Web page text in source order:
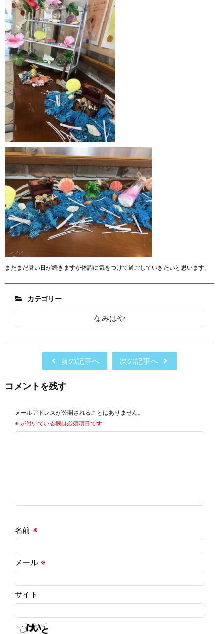
まだまだ暑い日が続きますが体調に気をつけて過ごしていきたいと思います。
カテゴリー
なみはや
前の記事へ 次の記事へ
コメントを残す
メールアドレスが公開されることはありません。
※ が付いている欄は必須項目です
名前 ※
メール ※
サイト